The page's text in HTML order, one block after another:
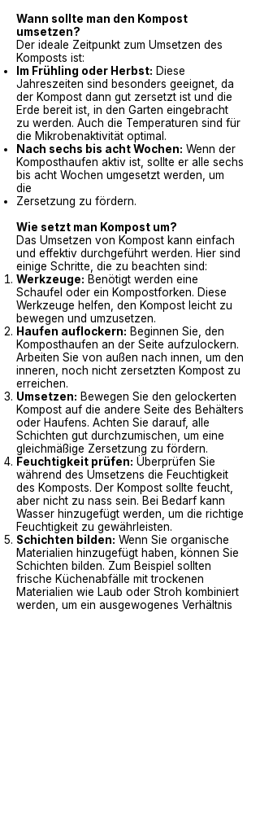
Wann sollte man den Kompost
umsetzen?
Der ideale Zeitpunkt zum Umsetzen des
Komposts ist:
Im Frühling oder Herbst: Diese
Jahreszeiten sind besonders geeignet, da
der Kompost dann gut zersetzt ist und die
Erde bereit ist, in den Garten eingebracht
zu werden. Auch die Temperaturen sind für
die Mikrobenaktivität optimal.
Nach sechs bis acht Wochen: Wenn der
Komposthaufen aktiv ist, sollte er alle sechs
bis acht Wochen umgesetzt werden, um
die
Zersetzung zu fördern.
Wie setzt man Kompost um?
Das Umsetzen von Kompost kann einfach
und effektiv durchgeführt werden. Hier sind
einige Schritte, die zu beachten sind:
Werkzeuge: Benötigt werden eine
Schaufel oder ein Kompostforken. Diese
Werkzeuge helfen, den Kompost leicht zu
bewegen und umzusetzen.
Haufen auflockern: Beginnen Sie, den
Komposthaufen an der Seite aufzulockern.
Arbeiten Sie von außen nach innen, um den
inneren, noch nicht zersetzten Kompost zu
erreichen.
Umsetzen: Bewegen Sie den gelockerten
Kompost auf die andere Seite des Behälters
oder Haufens. Achten Sie darauf, alle
Schichten gut durchzumischen, um eine
gleichmäßige Zersetzung zu fördern.
Feuchtigkeit prüfen: Überprüfen Sie
während des Umsetzens die Feuchtigkeit
des Komposts. Der Kompost sollte feucht,
aber nicht zu nass sein. Bei Bedarf kann
Wasser hinzugefügt werden, um die richtige
Feuchtigkeit zu gewährleisten.
Schichten bilden: Wenn Sie organische
Materialien hinzugefügt haben, können Sie
Schichten bilden. Zum Beispiel sollten
frische Küchenabfälle mit trockenen
Materialien wie Laub oder Stroh kombiniert
werden, um ein ausgewogenes Verhältnis